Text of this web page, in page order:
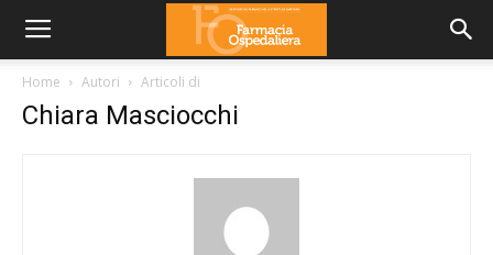
Home Autori Articoli di
Chiara Masciocchi